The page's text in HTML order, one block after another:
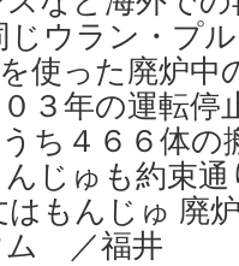
ウラン・プ
使った廃炉中
０３年の運転
ち４６６体
じゅも約束
はもんじゅ 廃
ム ／福井